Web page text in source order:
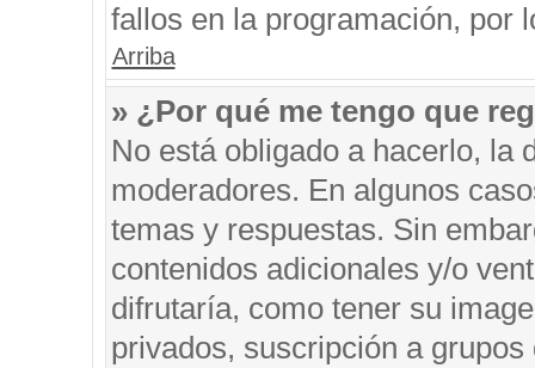
fallos en la programación, por
Arriba
» ¿Por qué me tengo que
No está obligado a hacerlo, la
moderadores. En algunos
temas y respuestas. Sin
contenidos adicionales y/o
difrutaría, como tener su
privados, suscripción a